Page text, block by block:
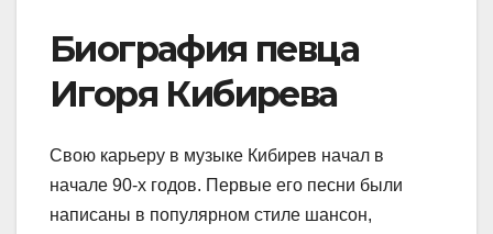
Биография певца
Игоря Кибирева
Свою карьеру в музыке Кибирев начал в
начале 90-х годов. Первые его песни были
написаны в популярном стиле шансон,